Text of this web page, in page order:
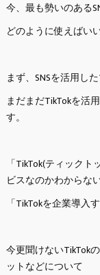
今、最も勢いのある
どのように使えばい
まず、SNSを活用し
まだまだTikTokを活
す。
「TikTok(ティック
ビスなのかわからな
「TikTokを企業導入
今更聞けないTikTok
ットなどについて